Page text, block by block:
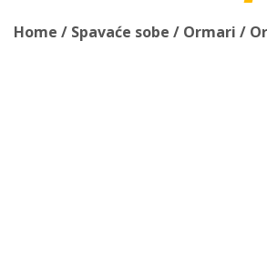
Home / Spavaće sobe / Ormari /